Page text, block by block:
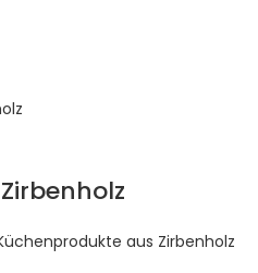
aus Zirbenholz